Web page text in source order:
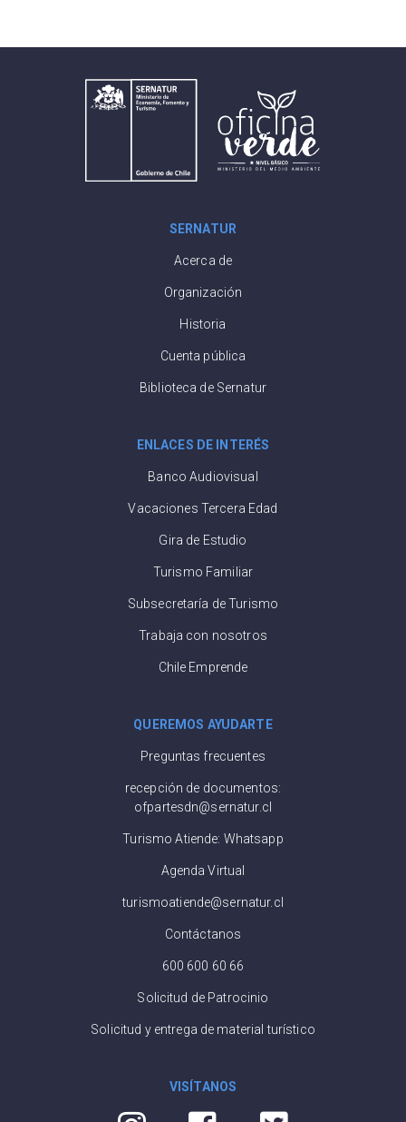
SERNATUR
Acerca de
Organización
Historia
Cuenta pública
Biblioteca de Sernatur
ENLACES DE INTERÉS
Banco Audiovisual
Vacaciones Tercera Edad
Gira de Estudio
Turismo Familiar
Subsecretaría de Turismo
Trabaja con nosotros
Chile Emprende
QUEREMOS AYUDARTE
Preguntas frecuentes
recepción de documentos:
ofpartesdn@sernatur.cl
Turismo Atiende: Whatsapp
Agenda Virtual
turismoatiende@sernatur.cl
Contáctanos
600 600 60 66
Solicitud de Patrocinio
Solicitud y entrega de material turístico
VISÍTANOS